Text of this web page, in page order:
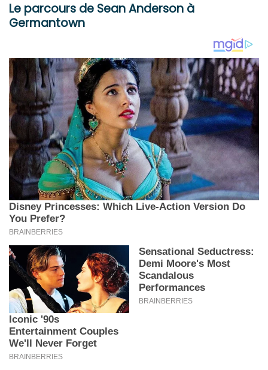
Le parcours de Sean Anderson à
Germantown